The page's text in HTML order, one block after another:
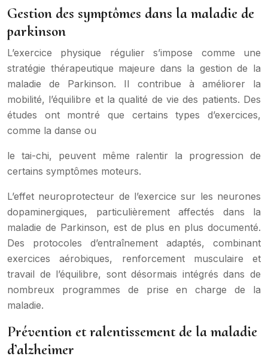
Gestion des symptômes dans la maladie de
parkinson
L’exercice physique régulier s’impose comme une
stratégie thérapeutique majeure dans la gestion de la
maladie de Parkinson. Il contribue à améliorer la
mobilité, l’équilibre et la qualité de vie des patients. Des
études ont montré que certains types d’exercices,
comme la danse ou
le tai-chi, peuvent même ralentir la progression de
certains symptômes moteurs.
L’effet neuroprotecteur de l’exercice sur les neurones
dopaminergiques, particulièrement affectés dans la
maladie de Parkinson, est de plus en plus documenté.
Des protocoles d’entraînement adaptés, combinant
exercices aérobiques, renforcement musculaire et
travail de l’équilibre, sont désormais intégrés dans de
nombreux programmes de prise en charge de la
maladie.
Prévention et ralentissement de la maladie
d’alzheimer